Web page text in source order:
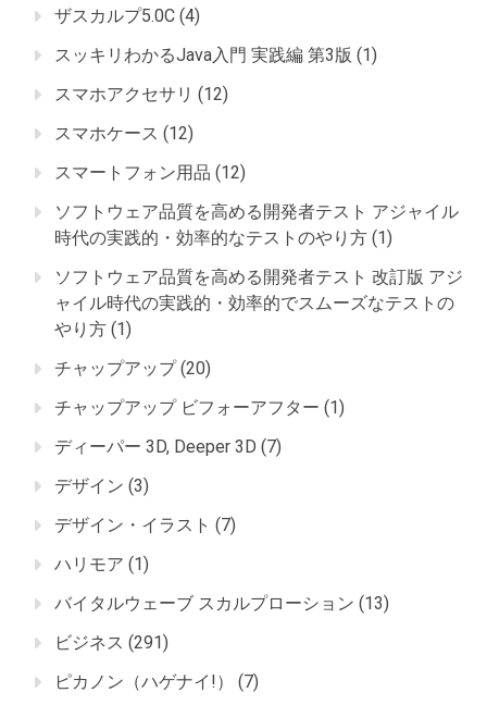
ザスカルプ5.0C (4)
スッキリわかるJava入門 実践編 第3版 (1)
スマホアクセサリ (12)
スマホケース (12)
スマートフォン用品 (12)
ソフトウェア品質を高める開発者テスト アジャイル
時代の実践的・効率的なテストのやり方 (1)
ソフトウェア品質を高める開発者テスト 改訂版 アジ
ャイル時代の実践的・効率的でスムーズなテストの
やり方 (1)
チャップアップ(20)
チャップアップ ビフォーアフター (1)
ディーパー 3D, Deeper 3D (7)
デザイン (3)
デザイン・イラスト (7)
ハリモア (1)
バイタルウェーブ スカルプローション (13)
ビジネス (291)
ピカノン（ハゲナイ!）
(7)